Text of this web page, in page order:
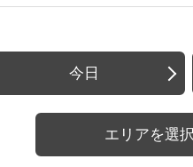
今日
エリアを選択